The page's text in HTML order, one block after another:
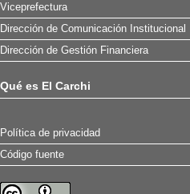
Viceprefectura
Dirección de Comunicación Institucional
Dirección de Gestión Financiera
Qué es El Carchi
Política de privacidad
Código fuente